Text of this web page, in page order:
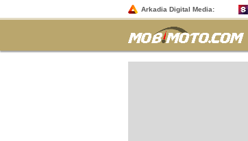
Arkadia Digital Media: